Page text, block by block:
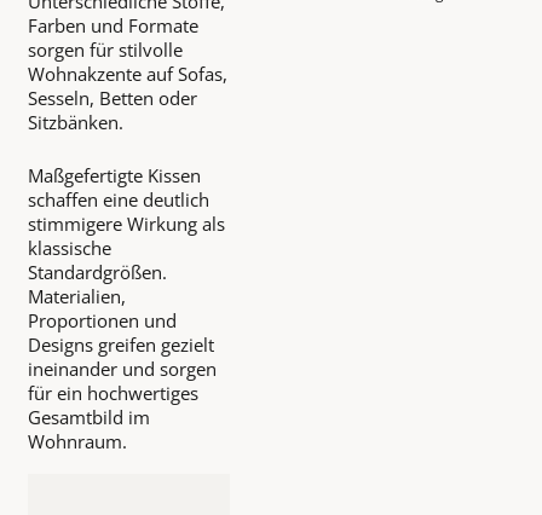
Farben und Formate
sorgen für stilvolle
Wohnakzente auf Sofas,
Sesseln, Betten oder
Sitzbänken.
Maßgefertigte Kissen
schaffen eine deutlich
stimmigere Wirkung als
klassische
Standardgrößen.
Materialien,
Proportionen und
Designs greifen gezielt
ineinander und sorgen
für ein hochwertiges
Gesamtbild im
Wohnraum.